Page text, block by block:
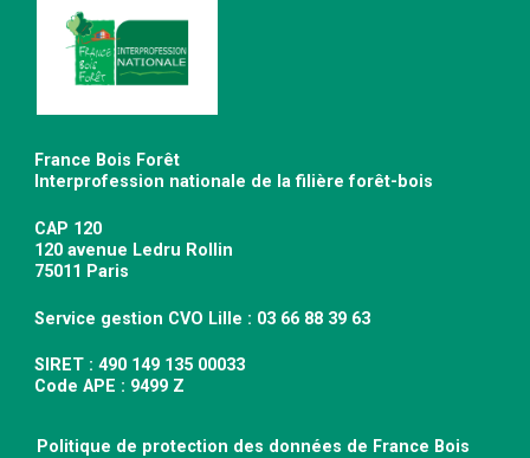
France Bois Forêt
Interprofession nationale de la filière forêt-bois
CAP 120
120 avenue Ledru Rollin
75011 Paris
Service gestion CVO Lille : 03 66 88 39 63
SIRET : 490 149 135 00033
Code APE : 9499 Z
Politique de protection des données de France Bois